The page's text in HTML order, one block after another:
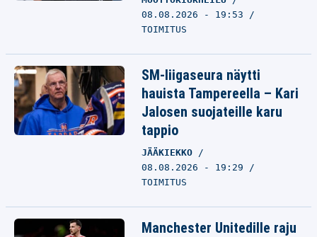
08.08.2026 - 19:53
TOIMITUS
SM-liigaseura näytti
hauista Tampereella – Kari
Jalosen suojateille karu
tappio
JÄÄKIEKKO
08.08.2026 - 19:29
TOIMITUS
Manchester Unitedille raju